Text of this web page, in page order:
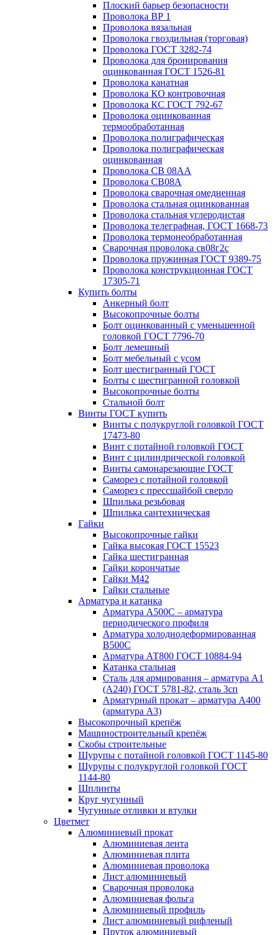
Плоский барьер безопасности
Проволока ВР 1
Проволока вязальная
Проволока гвоздильная (торговая)
Проволока ГОСТ 3282-74
Проволока для бронирования
оцинкованная ГОСТ 1526-81
Проволока канатная
Проволока КО контровочная
Проволока КС ГОСТ 792-67
Проволока оцинкованная
термообработанная
Проволока полиграфическая
Проволока полиграфическая
оцинкованная
Проволока СВ 08АА
Проволока СВ08А
Проволока сварочная омедненная
Проволока стальная оцинкованная
Проволока стальная углеродистая
Проволока телеграфная, ГОСТ 1668-73
Проволока термонеобработанная
Сварочная проволока св08г2с
Проволока пружинная ГОСТ 9389-75
Проволока конструкционная ГОСТ
17305-71
Купить болты
Анкерный болт
Высокопрочные болты
Болт оцинкованный с уменьшенной
головкой ГОСТ 7796-70
Болт лемешный
Болт мебельный с усом
Болт шестигранный ГОСТ
Болты с шестигранной головкой
Высокопрочные болты
Стальной болт
Винты ГОСТ купить
Винты с полукруглой головкой ГОСТ
17473-80
Винт с потайной головкой ГОСТ
Винт с цилиндрической головкой
Винты самонарезающие ГОСТ
Саморез с потайной головкой
Саморез с прессшайбой сверло
Шпилька резьбовая
Шпилька сантехническая
Гайки
Высокопрочные гайки
Гайка высокая ГОСТ 15523
Гайка шестигранная
Гайки корончатые
Гайки М42
Гайки стальные
Арматура и катанка
Арматура А500С – арматура
периодического профиля
Арматура холоднодеформированная
В500С
Арматура АТ800 ГОСТ 10884-94
Катанка стальная
Сталь для армирования – арматура А1
(А240) ГОСТ 5781-82, сталь 3сп
Арматурный прокат – арматура А400
(арматура А3)
Высокопрочный крепёж
Машиностроительный крепёж
Скобы строительные
Шурупы с потайной головкой ГОСТ 1145-80
Шурупы с полукруглой головкой ГОСТ
1144-80
Шплинты
Круг чугунный
Чугунные отливки и втулки
Цветмет
Алюминиевый прокат
Алюминиевая лента
Алюминиевая плита
Алюминиевая проволока
Лист алюминиевый
Сварочная проволока
Алюминиевая фольга
Алюминиевый профиль
Лист алюминиевый рифленый
Пруток алюминиевый